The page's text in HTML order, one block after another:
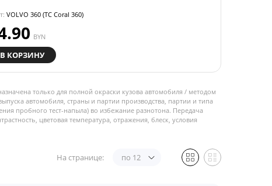
VOLVO 360 (TC Coral 360)
BYN
В КОРЗИНУ
только для полной окраски кузова автомобиля / методом
автомобиля, страны и партии производства, партии и типа
пробного тест-напыла) во избежание разнотона. Передача
цветовая температура, отражения, блеск, условия
На странице: по 12